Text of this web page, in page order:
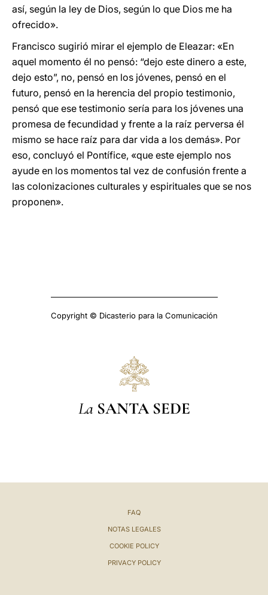
así, según la ley de Dios, según lo que Dios me ha
ofrecido».
Francisco sugirió mirar el ejemplo de Eleazar: «En
aquel momento él no pensó: “dejo este dinero a este,
dejo esto”, no, pensó en los jóvenes, pensó en el
futuro, pensó en la herencia del propio testimonio,
pensó que ese testimonio sería para los jóvenes una
promesa de fecundidad y frente a la raíz perversa él
mismo se hace raíz para dar vida a los demás». Por
eso, concluyó el Pontífice, «que este ejemplo nos
ayude en los momentos tal vez de confusión frente a
las colonizaciones culturales y espirituales que se nos
proponen».
Copyright © Dicasterio para la Comunicación
La SANTA SEDE
FAQ
NOTAS LEGALES
COOKIE POLICY
PRIVACY POLICY